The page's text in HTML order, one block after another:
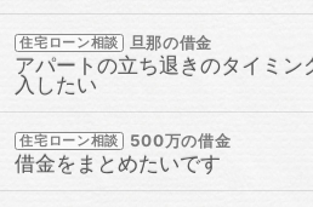
住宅ローン相談 旦那の借金
アパートの立ち退きのタイミン
入したい
住宅ローン相談 500万の借金
借金をまとめたいです